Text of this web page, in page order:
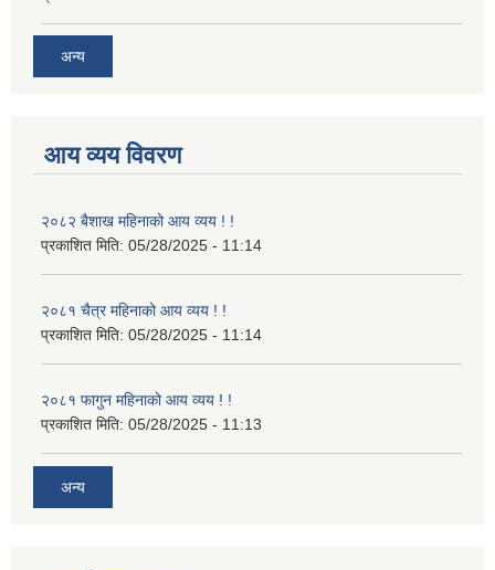
अन्य
आय व्यय विवरण
२०८२ बैशाख महिनाको आय व्यय ! !
प्रकाशित मिति: 05/28/2025 - 11:14
२०८१ चैत्र महिनाको आय व्यय ! !
प्रकाशित मिति: 05/28/2025 - 11:14
२०८१ फागुन महिनाको आय व्यय ! !
प्रकाशित मिति: 05/28/2025 - 11:13
अन्य